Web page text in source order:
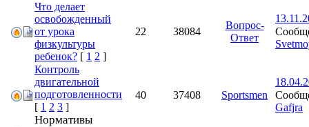
Что делает
освобожденный
от урока
физкультуры
ребенок? [ 1 2 ]
22 38084
Вопрос-
Ответ
Контроль
двигательной
подготовленности
[ 1 2 3 ]
Нормативы
40 37408 Sportsmen
Gafjra